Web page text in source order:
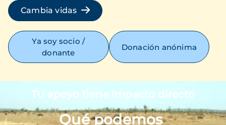
Cambia vidas
Ya soy socio /
donante
Donación anónima
Tu apoyo tiene impacto directo
Qué podemos